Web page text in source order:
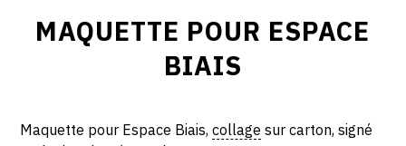
MAQUETTE POUR ESPACE
BIAIS
Maquette pour Espace Biais,collage sur carton, signé